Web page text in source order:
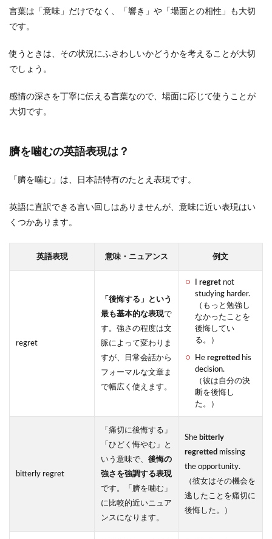
言葉は「意味」だけでなく、「響き」や「場面との相性」も大切
です。
使うときは、その状況にふさわしいかどうかを考えることが大切
でしょう。
感情の深さを丁寧に伝える言葉なので、場面に応じて使うことが
大切です。
臍を噛むの英語表現は？
「臍を噛む」は、日本語特有のたとえ表現です。
英語に直訳できる言い回しはありませんが、意味に近い表現はい
くつかあります。
英語表現 意味・ニュアンス 例文
regret
「後悔する」という
最も基本的な表現で
す。強さの程度は文
脈によって変わりま
すが、日常会話から
フォーマルな文章ま
で幅広く使えます。
regret not
studying harder.
（もっと勉強し
なかったことを
後悔してい
る。）
He regretted his
decision.
（彼は自分の決
断を後悔し
た。）
bitterly regret
「痛切に後悔する」
「ひどく悔やむ」と
いう意味で、 後悔の
強さを強調する表現
です。「臍を噛む」
に比較的近いニュア
ンスになります。
She bitterly
regretted missing
the opportunity.
（彼女はその機会を
逃したことを痛切に
後悔した。）